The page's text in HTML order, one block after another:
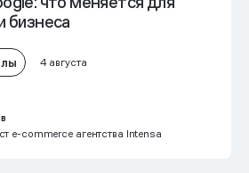
бизнеса
4 августа
e-commerce агентства Intensa